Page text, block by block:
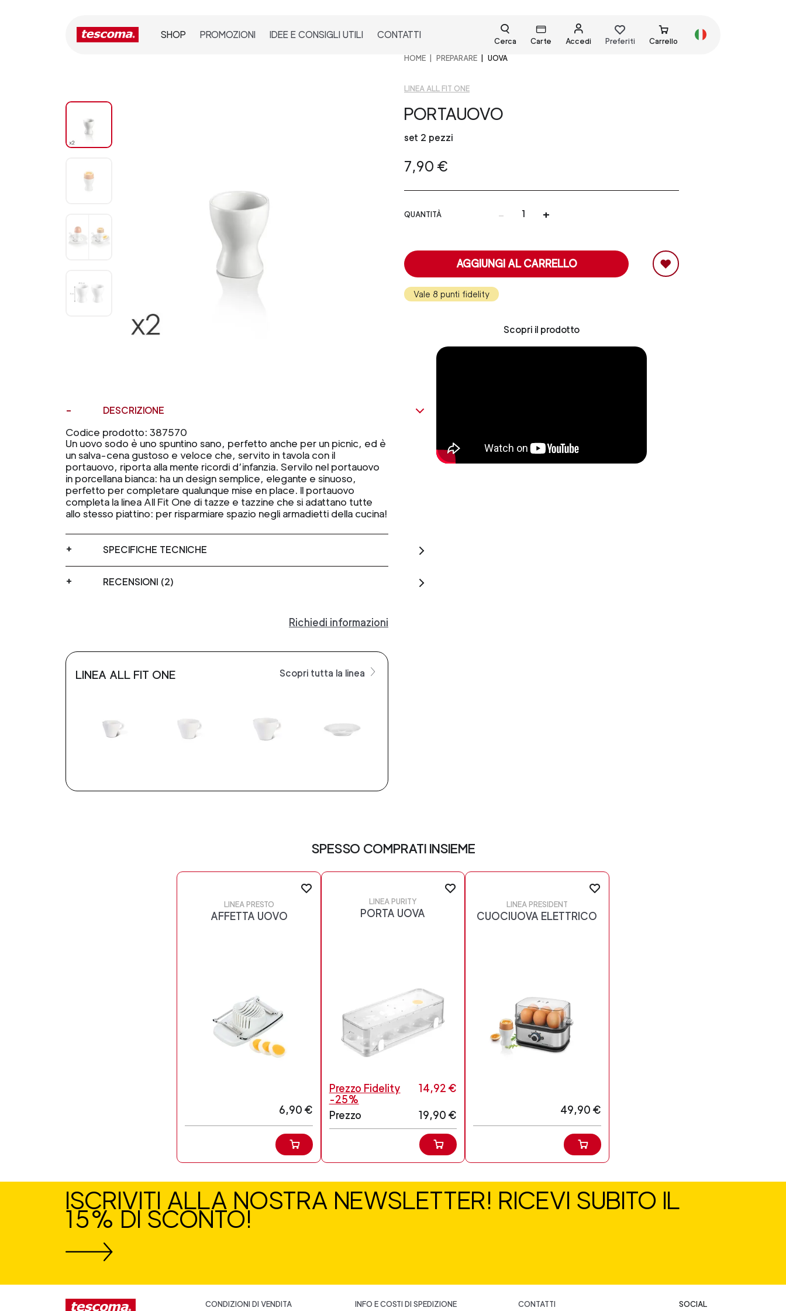
SHOP PROMOZIONI IDEE E CONSIGLI UTILI CONTATTI
Cerca Carte Accedi Preferiti Carrello
DESCRIZIONE
Codice prodotto: 387570
Un uovo sodo è uno spuntino sano, perfetto anche per un picnic, ed è
un salva-cena gustoso e veloce che, servito in tavola con il
portauovo, riporta alla mente ricordi d’infanzia. Servilo nel portauovo
in porcellana bianca: ha un design semplice, elegante e sinuoso,
perfetto per completare qualunque mise en place. Il portauovo
completa la linea All Fit One di tazze e tazzine che si adattano tutte
allo stesso piattino: per risparmiare spazio negli armadietti della cucina!
SPECIFICHE TECNICHE
RECENSIONI (2)
Richiedi informazioni
LINEA ALL FIT ONE Scopri tutta la linea
HOME PREPARARE UOVA
LINEA ALL FIT ONE
PORTAUOVO
set 2 pezzi
7,90 €
QUANTITÀ - +
AGGIUNGI AL CARRELLO
Vale 8 punti fidelity
Scopri il prodotto
SPESSO COMPRATI INSIEME
LINEA PRESTO
AFFETTA UOVO
6,90 €
LINEA PURITY
PORTA UOVA
Prezzo Fidelity
-25%
14,92 €
Prezzo 19,90 €
LINEA PRESIDENT
CUOCIUOVA ELETTRICO
49,90 €
ISCRIVITI ALLA NOSTRA NEWSLETTER! RICEVI SUBITO IL
15% DI SCONTO!
CONDIZIONI DI VENDITA INFO E COSTI DI SPEDIZIONE CONTATTI SOCIAL